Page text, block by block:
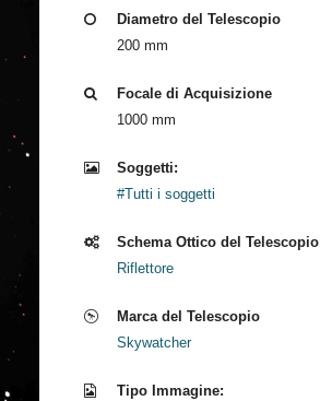
Diametro del Telescopio
200 mm
Focale di Acquisizione
1000 mm
Soggetti:
#Tutti i soggetti
Schema Ottico del Telescopio
Riflettore
Marca del Telescopio
Skywatcher
Tipo Immagine: